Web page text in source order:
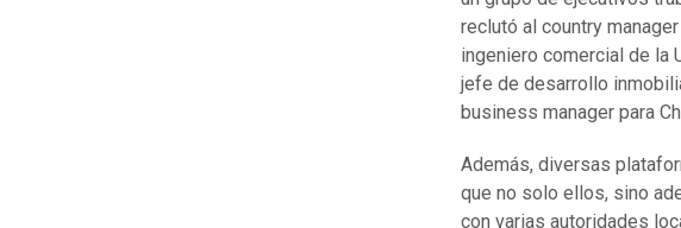
reclutó al country manager
ingeniero comercial de la
jefe de desarrollo
business manager para
Además, diversas
que no solo ellos, sino
con varias autoridades